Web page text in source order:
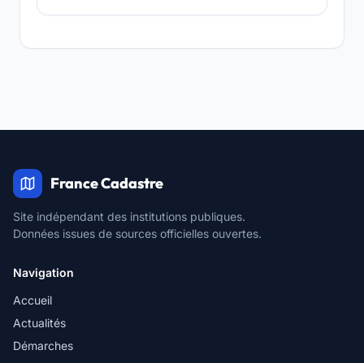
France Cadastre
Site indépendant des institutions publiques.
Données issues de sources officielles ouvertes.
Navigation
Accueil
Actualités
Démarches